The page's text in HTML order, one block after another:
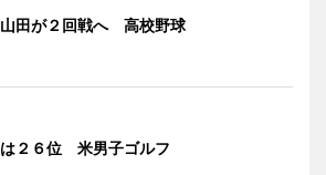
田が２回戦へ 高校野球
２６位 米男子ゴルフ